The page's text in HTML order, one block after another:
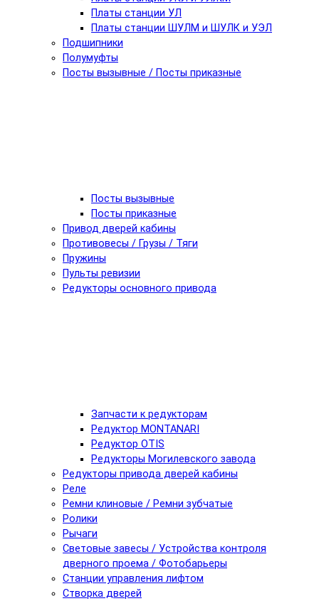
Платы станции УЛ
Платы станции ШУЛМ и ШУЛК и УЭЛ
Подшипники
Полумуфты
Посты вызывные / Посты приказные
Посты вызывные
Посты приказные
Привод дверей кабины
Противовесы / Грузы / Тяги
Пружины
Пульты ревизии
Редукторы основного привода
Запчасти к редукторам
Редуктор MONTANARI
Редуктор OTIS
Редукторы Могилевского завода
Редукторы привода дверей кабины
Реле
Ремни клиновые / Ремни зубчатые
Ролики
Рычаги
Световые завесы / Устройства контроля
дверного проема / Фотобарьеры
Станции управления лифтом
Створка дверей